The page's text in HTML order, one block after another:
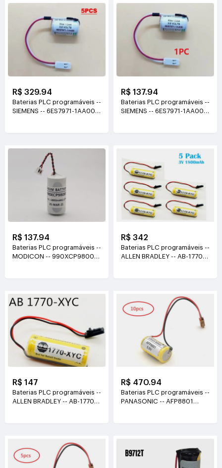
R$ 329.94
Baterias PLC programáveis --
SIEMENS -- 6ES7971-1AA00-
R$ 137.94
Baterias PLC programáveis --
SIEMENS -- 6ES7971-1AA00-
R$ 137.94
Baterias PLC programáveis --
MODICON -- 990XCP98000
R$ 342
Baterias PLC programáveis --
ALLEN BRADLEY -- AB-1770-
R$ 147
Baterias PLC programáveis --
ALLEN BRADLEY -- AB-1770-
R$ 470.94
Baterias PLC programáveis --
PANASONIC -- AFP8801